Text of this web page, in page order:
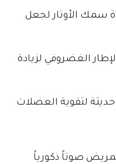
سمك الأوتار لجعل
الغضروفي لزيادة
حديثة لتقوية العضلات
صوتاً ذكورياً